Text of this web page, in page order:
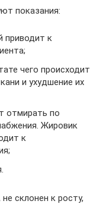
показания:
приводит к
чего происходит
и ухудшение их
отмирать по
Жировик
к
склонен к росту,